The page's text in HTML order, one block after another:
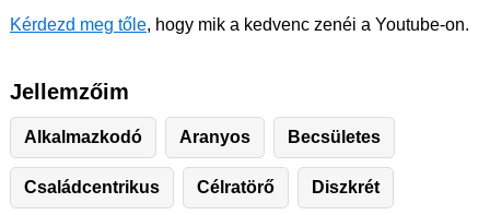
Kérdezd meg tőle, hogy mik a kedvenc zenéi a Youtube-on.
Jellemzőim
Alkalmazkodó Aranyos Becsületes
Családcentrikus Célratörő Diszkrét